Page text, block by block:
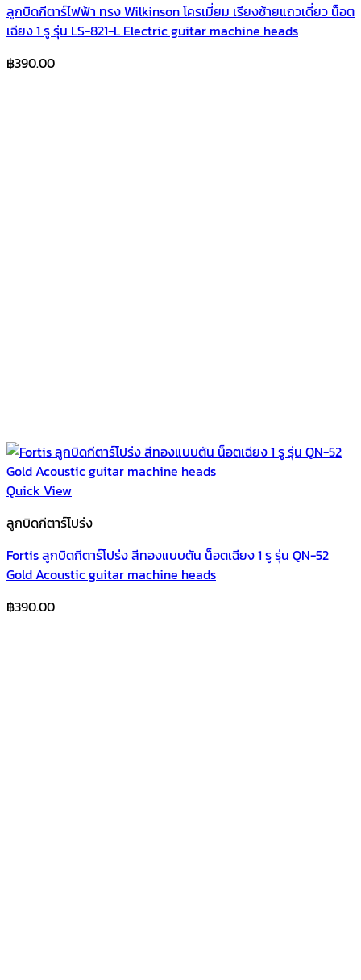
ลูกบิดกีตาร์ไฟฟ้า ทรง Wilkinson โครเมี่ยม เรียงซ้ายแถวเดี่ยว น็อต
เฉียง 1 รู รุ่น LS-821-L Electric guitar machine heads
฿390.00
Quick View
ลูกบิดกีตาร์โปร่ง
Fortis ลูกบิดกีตาร์โปร่ง สีทองแบบตัน น็อตเฉียง 1 รู รุ่น QN-52
Gold Acoustic guitar machine heads
฿390.00